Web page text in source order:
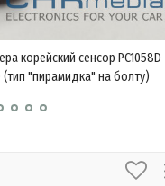
корейский сенсор PC1058D
(тип "пирамидка" на болту)